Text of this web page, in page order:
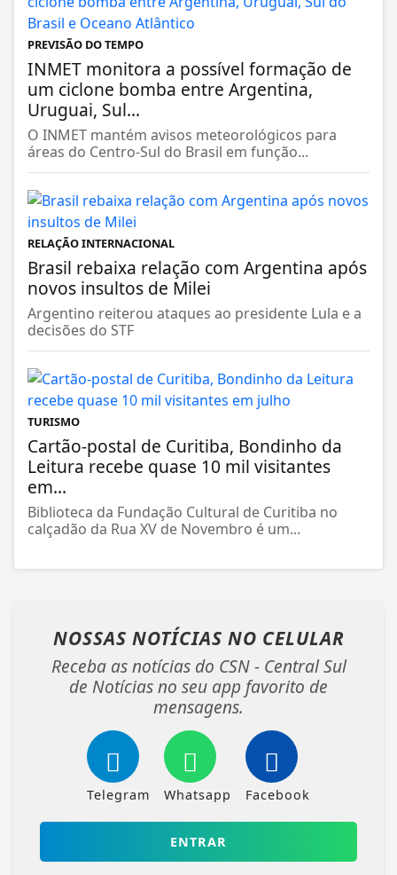
PREVISÃO DO TEMPO
INMET monitora a possível formação de
um ciclone bomba entre Argentina,
Uruguai, Sul...
O INMET mantém avisos meteorológicos para
áreas do Centro-Sul do Brasil em função...
RELAÇÃO INTERNACIONAL
Brasil rebaixa relação com Argentina após
novos insultos de Milei
Argentino reiterou ataques ao presidente Lula e a
decisões do STF
TURISMO
Cartão-postal de Curitiba, Bondinho da
Leitura recebe quase 10 mil visitantes
em...
Biblioteca da Fundação Cultural de Curitiba no
calçadão da Rua XV de Novembro é um...
NOSSAS NOTÍCIAS NO CELULAR
Receba as notícias do CSN - Central Sul
de Notícias no seu app favorito de
mensagens.
Telegram Whatsapp Facebook
ENTRAR